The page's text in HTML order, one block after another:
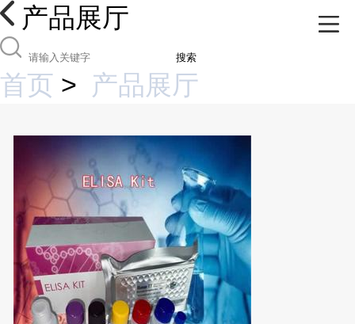
产品展厅
搜索
首页 > 产品展厅